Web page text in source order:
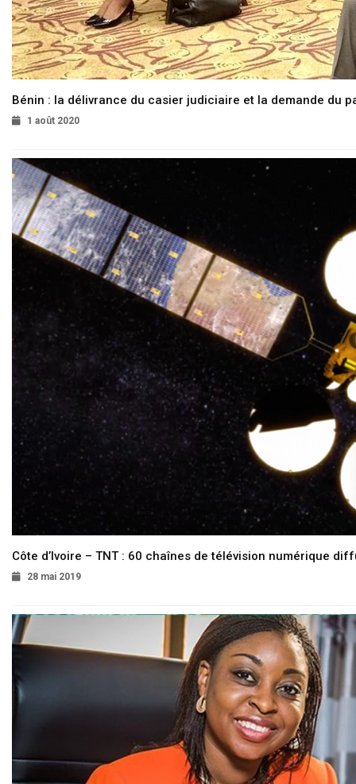
Bénin : la délivrance du casier judiciaire et la demande du
1 août 2020
Côte d’Ivoire – TNT : 60 chaînes de télévision numérique
28 mai 2019